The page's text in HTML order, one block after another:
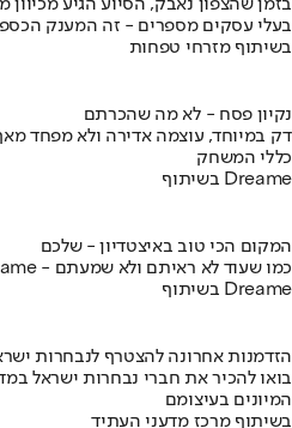
בזמן שהצפון נאבק, הסיוע הגיע מכיוון
בעלי עסקים מספרים - זה המענק הכספי
בשיתוף מזרחי טפחות
נקיון פסח - לא מה שהכרתם
דק במיוחד, עוצמה אדירה ולא מפחד
כללי המשחק
בשיתוף Dreame
המקום הכי טוב באיצטדיון - שלכם
המונדיאל עם מסכי Dreame - כמו שעוד לא ראיתם ולא שמעתם
בשיתוף Dreame
הזדמנות אחרונה להצטרף לנבחרות
בואו להכיר את חברי נבחרות ישראל
המיונים בעיצומם
בשיתוף מרכז מדעני העתיד